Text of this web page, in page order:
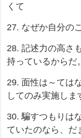
くて
27. なぜか自分の
28. 記述力の高さ
持っているからだ。
29. 面性は～ては
してのみ実施しま
30. 騙すつもりは
ていたのなら、だ